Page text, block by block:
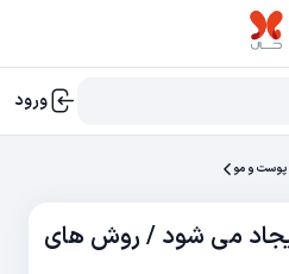
ورود
پوست و مو
می شود / روش های